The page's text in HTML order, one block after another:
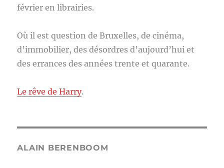
février en librairies.
Où il est question de Bruxelles, de cinéma,
d’immobilier, des désordres d’aujourd’hui et
des errances des années trente et quarante.
Le rêve de Harry.
ALAIN BERENBOOM